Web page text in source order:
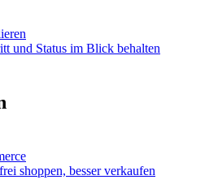
und Status im Blick behalten
shoppen, besser verkaufen